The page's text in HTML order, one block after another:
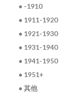
● -1910
● 1911-1920
● 1921-1930
● 1931-1940
● 1941-1950
● 1951+
● 其他